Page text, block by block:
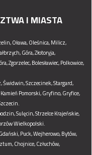
I MIASTA
Oława,Oleśnica,Milicz,
Góra,Złotoryja,
Zgorzelec,Bolesławiec,Polkowice,
Świdwin,Szczecinek,Stargard,
Kamień Pomorski,Gryfino,Gryfice,
Sulęcin,Strzelce Krajeńskie,
Wielkopolski.
Puck,Wejherowo,Bytów,
Chojnice,Człuchów,